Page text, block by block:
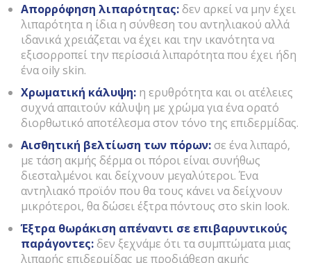
Απορρόφηση λιπαρότητας: δεν αρκεί να μην έχει
λιπαρότητα η ίδια η σύνθεση του αντηλιακού αλλά
ιδανικά χρειάζεται να έχει και την ικανότητα να
εξισορροπεί την περίσσιά λιπαρότητα που έχει ήδη
ένα oily skin.
Χρωματική κάλυψη: η ερυθρότητα και οι ατέλειες
συχνά απαιτούν κάλυψη με χρώμα για ένα ορατό
διορθωτικό αποτέλεσμα στον τόνο της επιδερμίδας.
Αισθητική βελτίωση των πόρων:σε ένα λιπαρό,
με τάση ακμής δέρμα οι πόροι είναι συνήθως
διεσταλμένοι και δείχνουν μεγαλύτεροι. Ένα
αντηλιακό προϊόν που θα τους κάνει να δείχνουν
μικρότεροι, θα δώσει έξτρα πόντους στο skin look.
Έξτρα θωράκιση απέναντι σε επιβαρυντικούς
παράγοντες: δεν ξεχνάμε ότι τα συμπτώματα μιας
λιπαρής επιδερμίδας με προδιάθεση ακμής